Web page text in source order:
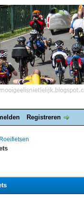
Registreren
Roeifietsen